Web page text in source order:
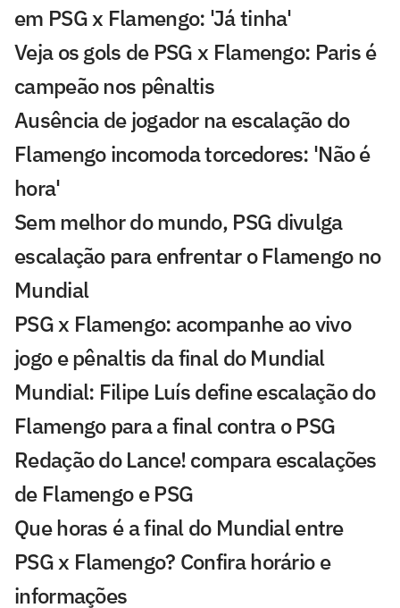
em PSG x Flamengo: 'Já tinha'
Veja os gols de PSG x Flamengo: Paris é
campeão nos pênaltis
Ausência de jogador na escalação do
Flamengo incomoda torcedores: 'Não é
hora'
Sem melhor do mundo, PSG divulga
escalação para enfrentar o Flamengo no
Mundial
PSG x Flamengo: acompanhe ao vivo
jogo e pênaltis da final do Mundial
Mundial: Filipe Luís define escalação do
Flamengo para a final contra o PSG
Redação do Lance! compara escalações
de Flamengo e PSG
Que horas é a final do Mundial entre
PSG x Flamengo? Confira horário e
informações